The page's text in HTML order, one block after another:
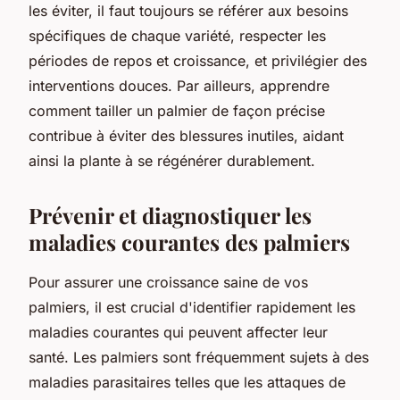
les éviter, il faut toujours se référer aux besoins
spécifiques de chaque variété, respecter les
périodes de repos et croissance, et privilégier des
interventions douces. Par ailleurs, apprendre
comment tailler un palmier de façon précise
contribue à éviter des blessures inutiles, aidant
ainsi la plante à se régénérer durablement.
Prévenir et diagnostiquer les
maladies courantes des palmiers
Pour assurer une croissance saine de vos
palmiers, il est crucial d'identifier rapidement les
maladies courantes qui peuvent affecter leur
santé. Les palmiers sont fréquemment sujets à des
maladies parasitaires telles que les attaques de